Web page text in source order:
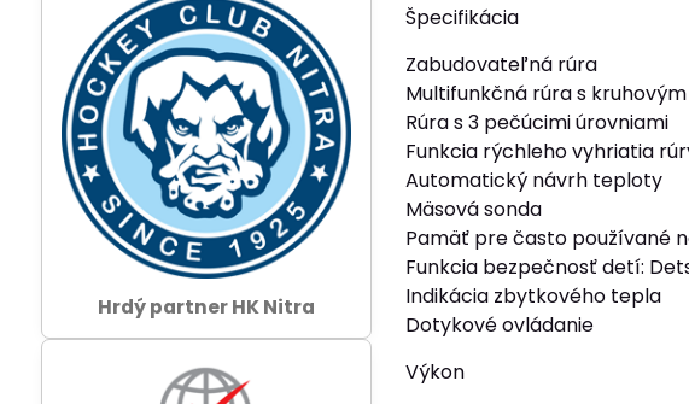
Špecifikácia
Zabudovateľná rúra
Multifunkčná rúra s
Rúra s 3 pečúcimi úrovniami
Funkcia rýchleho vyhriatia
Automatický návrh teploty
Mäsová sonda
Pamäť pre často používané
Funkcia bezpečnosť detí:
Indikácia zbytkového tepla
Dotykové ovládanie
Výkon
Hrdý partner HK Nitra